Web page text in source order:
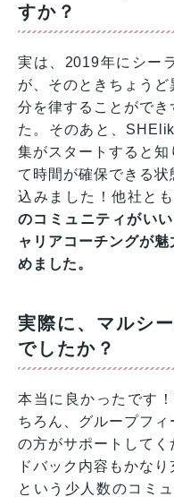
すか？
実は、2019年にシー
が、そのときちょう
分を律することがで
た。そのあと、
集がスタートすると
て時間が確保できる
込みました！他社と
のコミュニティがい
ャリアコーチングが
めました。
実際に、マルシ
でしたか？
本当に良かったです
ちろん、グループフ
の方がサポートして
ドバック内容もかな
という少人数のコミ